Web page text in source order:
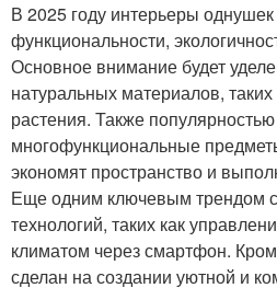
В 2025 году интерьеры
функциональности,
Основное внимание будет
натуральных материалов,
растения. Также популярностью
многофункциональные
экономят пространство и
Еще одним ключевым трендом
технологий, таких как
климатом через смартфон.
сделан на создании уютной и